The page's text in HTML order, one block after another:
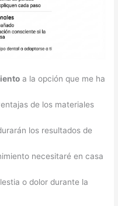
a la opción que me ha
de los materiales
los resultados de
necesitaré en casa
o dolor durante la